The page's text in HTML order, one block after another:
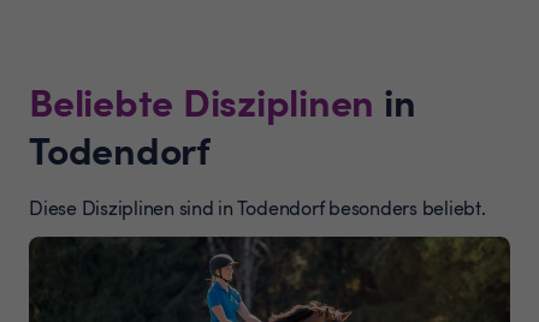
Beliebte Disziplinen in
Todendorf
Diese Disziplinen sind in Todendorf besonders beliebt.